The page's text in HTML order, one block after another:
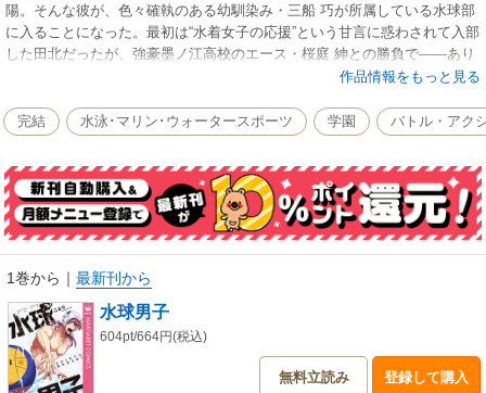
陽。そんな彼が、色々確執のある幼馴染み・三船 巧が所属している水球部
に入ることになった。最初は“水着女子の応援”という甘言に惑わされて入部
した田北だったが、強豪墨ノ江高校のエース・桜庭 紳との勝負で――あり
作品情報をもっと見る
完結 水泳･マリン･ウォータースポーツ 学園 バトル・アク
1巻から ｜ 最新刊から
水球男子
604pt/664円(税込)
無料立読み 登録して購入